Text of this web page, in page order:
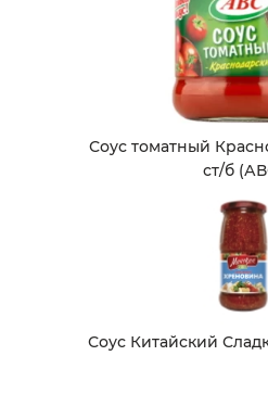
Соус томатный
ст/б
Соус Китайский